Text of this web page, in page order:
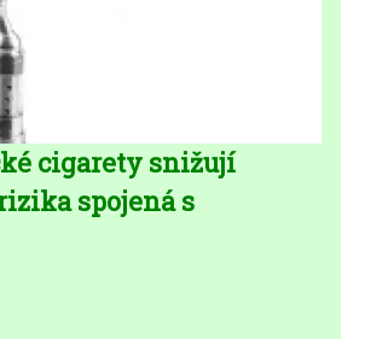
cigarety snižují
spojená s